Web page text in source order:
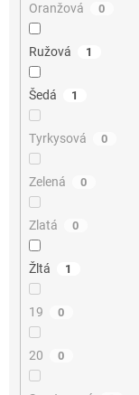
Oranžová 0
Ružová 1
Šedá 1
Tyrkysová 0
Zelená 0
Zlatá 0
Žltá 1
19 0
20 0